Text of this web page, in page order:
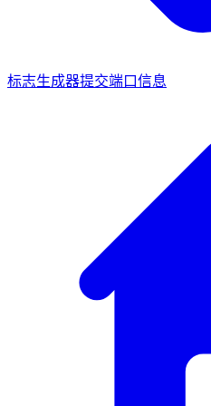
标志生成器提交端口信息